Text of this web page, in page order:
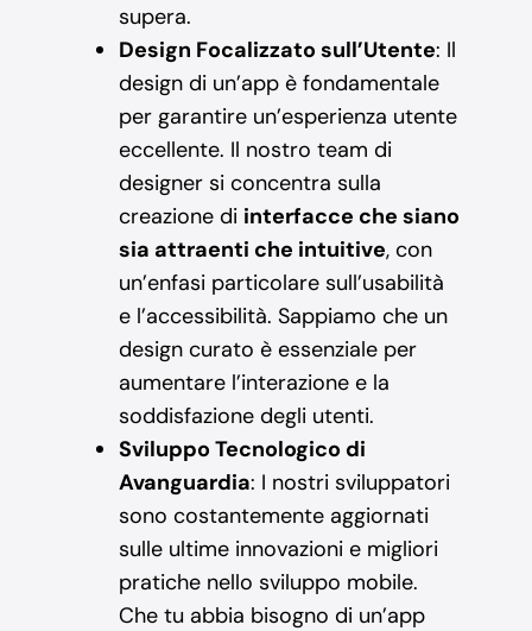
supera.
Design Focalizzato sull’Utente: Il
design di un’app è fondamentale
per garantire un’esperienza utente
eccellente. Il nostro team di
designer si concentra sulla
creazione di interfacce che siano
sia attraenti che intuitive, con
un’enfasi particolare sull’usabilità
e l’accessibilità. Sappiamo che un
design curato è essenziale per
aumentare l’interazione e la
soddisfazione degli utenti.
Sviluppo Tecnologico di
Avanguardia: I nostri sviluppatori
sono costantemente aggiornati
sulle ultime innovazioni e migliori
pratiche nello sviluppo mobile.
Che tu abbia bisogno di un’app